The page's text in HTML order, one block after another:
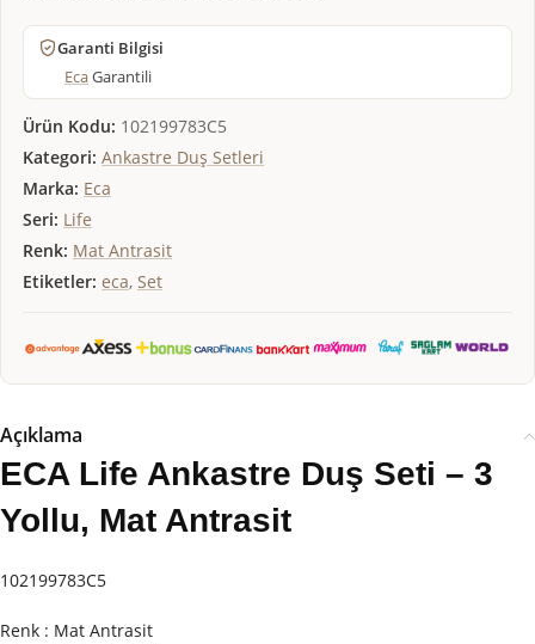
Garanti Bilgisi
EcaGarantili
Ürün Kodu: 102199783C5
Kategori: Ankastre Duş Setleri
Marka: Eca
Seri: Life
Renk: Mat Antrasit
Etiketler: eca, Set
Açıklama
ECA Life Ankastre Duş Seti – 3
Yollu, Mat Antrasit
102199783C5
Renk : Mat Antrasit